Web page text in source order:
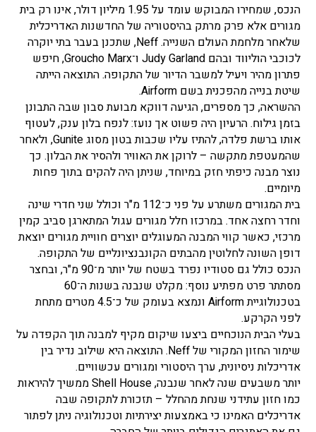
הנכס, שמחירו המבוקש עומד על 1.95 מיליון דולר, אינו רק בית
מגורים אלא פרק מרתק בהיסטוריה של החדשנות האדריכלית
שלאחר מלחמת העולם השנייה. Neff, שתכנן בעבר בתי יוקרה
לכוכבי הוליווד ובהם Judy Garland ו־Groucho Marx, חיפש
פתרון מהיר ויעיל למשבר הדיור של התקופה. התוצאה הייתה
שיטת בנייה מהפכנית בשם Airform.
ההשראה, כך מספרים, הגיעה דווקא מבועת סבון שבה התבונן
בזמן גילוח. הרעיון היה פשוט אך נועז: לנפח בלון ענק, לעטוף
אותו ברשת פלדה, להתיז עליו שכבות בטון מסוג Gunite, ולאחר
שהמעטפת מתקשה – לרוקן את האוויר ולהסיר את הבלון. כך
נוצר מבנה כיפתי חזק במיוחד, שניתן היה להקים בתוך פחות
מיומיים.
בית המגורים משתרע על פני כ־112 מ"ר וכולל שני חדרי שינה
וחדר רחצה אחד. במרכזו חלל מגורים עגול המתארגן סביב קמין
מרכזי, כאשר קווי המבנה המעוגלים יוצרים חוויית מגורים יוצאת
דופן השונה לחלוטין מהבתים הקונבנציונליים של התקופה.
הנכס כולל גם סטודיו נפרד בשטח של יותר מ־90 מ"ר, ובחצר
מסתתר פרט מפתיע נוסף: מקלט שנבנה בשנות ה־60
בטכנולוגיית Airform ונמצא בעומק של כ־4.5 מטרים מתחת
לפני הקרקע.
בעלי הבית הנוכחיים ביצעו שיקום מקיף למבנה תוך הקפדה על
שימור החזון המקורי של Neff. התוצאה היא שילוב נדיר בין
אדריכלות ניסיונית, ערך היסטורי ומגורים עכשוויים.
יותר משבעים שנה לאחר שנבנה, Shell House ממשיך להיראות
כמו חזון עתידני שנחת מהחלל – תזכורת לתקופה שבה
אדריכלים האמינו כי באמצעות יצירתיות וטכנולוגיה ניתן לפתור